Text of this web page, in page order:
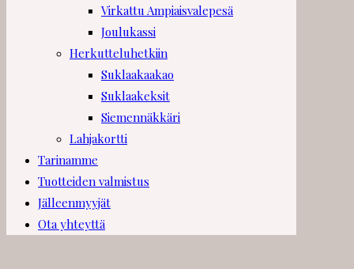
Virkattu Ampiaisvalepesä
Joulukassi
Herkutteluhetkiin
Suklaakaakao
Suklaakeksit
Siemennäkkäri
Lahjakortti
Tarinamme
Tuotteiden valmistus
Jälleenmyyjät
Ota yhteyttä